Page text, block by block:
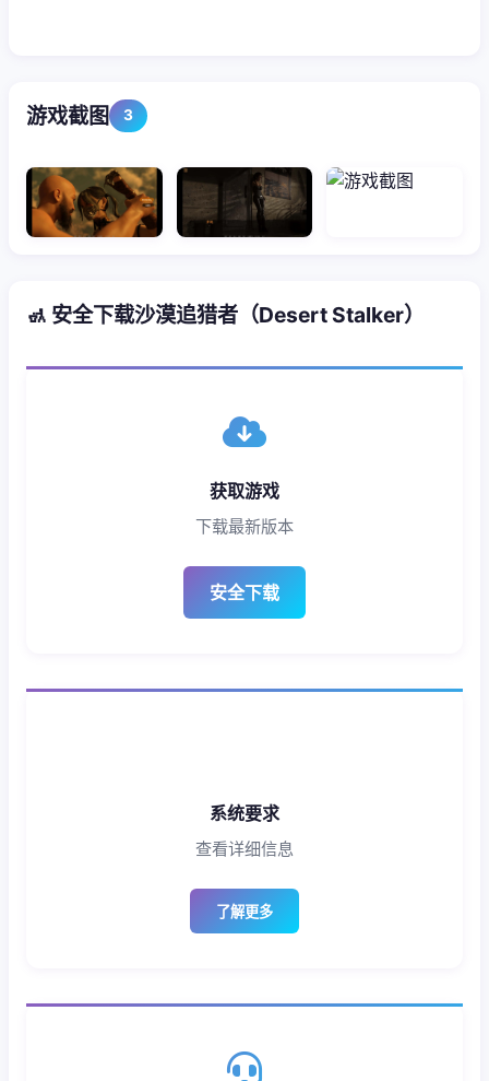
游戏截图 3
🚮 安全下载沙漠追猎者（Desert Stalker）
获取游戏
下载最新版本
安全下载
系统要求
查看详细信息
了解更多